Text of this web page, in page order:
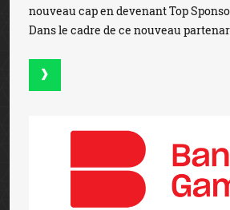
nouveau cap en devenant Top
Dans le cadre de ce nouveau